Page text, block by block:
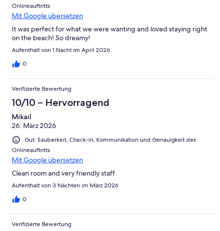
Onlineauftritts
Mit Google übersetzen
It was perfect for what we were wanting and loved staying right
on the beach! So dreamy!
Aufenthalt von 1 Nacht im April 2026
0
Verifizierte Bewertung
10/10 – Hervorragend
Mikail
26. März 2026
Gut: Sauberkeit, Check-in, Kommunikation und Genauigkeit des
Onlineauftritts
Mit Google übersetzen
Clean room and very friendly staff
Aufenthalt von 3 Nächten im März 2026
0
Verifizierte Bewertung